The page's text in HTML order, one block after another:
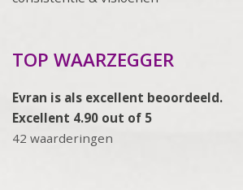
TOP WAARZEGGER
Evran is als excellent beoordeeld.
Excellent 4.90 out of 5
42 waarderingen